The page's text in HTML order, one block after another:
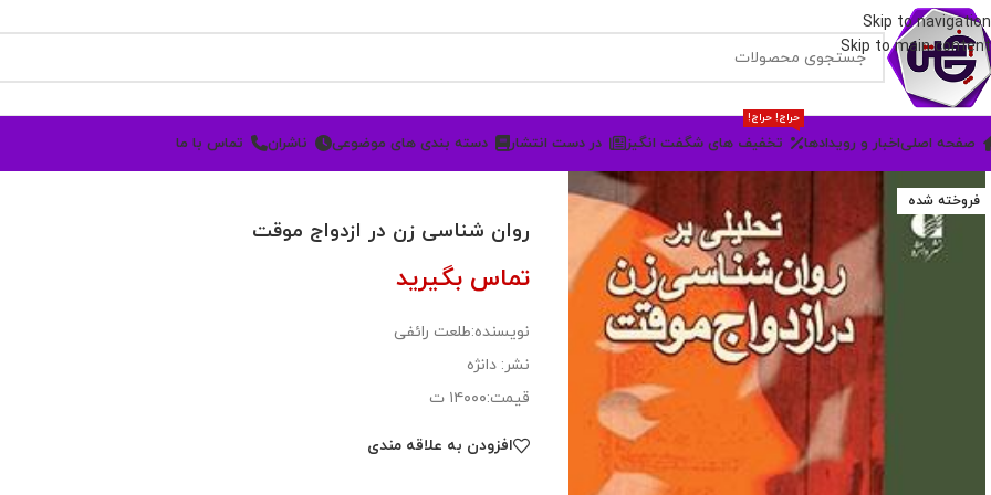
Skip to navigation
Skip to main content
صفحه اصلیاخبار و رویدادها تخفیف های شگفت انگیز
حراج! حراج!
در دست انتشار دسته بندی های موضوعی ناشران تماس با ما
فروخته شده
روان شناسی زن در ازدواج موقت
تماس بگیرید
نویسنده:طلعت رائفی
نشر: دانژه
قیمت:۱۴۰۰۰ ت
افزودن به علاقه مندی